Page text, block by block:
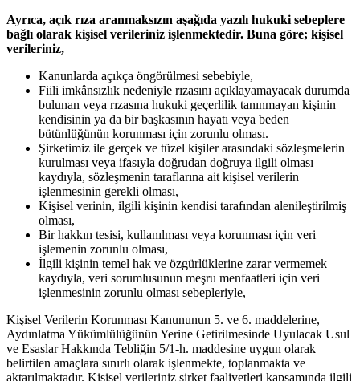
Ayrıca, açık rıza aranmaksızın aşağıda yazılı hukuki sebeplere
bağlı olarak kişisel verileriniz işlenmektedir. Buna göre; kişisel
verileriniz,
Kanunlarda açıkça öngörülmesi sebebiyle,
Fiili imkânsızlık nedeniyle rızasını açıklayamayacak durumda
bulunan veya rızasına hukuki geçerlilik tanınmayan kişinin
kendisinin ya da bir başkasının hayatı veya beden
bütünlüğünün korunması için zorunlu olması.
Şirketimiz ile gerçek ve tüzel kişiler arasındaki sözleşmelerin
kurulması veya ifasıyla doğrudan doğruya ilgili olması
kaydıyla, sözleşmenin taraflarına ait kişisel verilerin
işlenmesinin gerekli olması,
Kişisel verinin, ilgili kişinin kendisi tarafından alenileştirilmiş
olması,
Bir hakkın tesisi, kullanılması veya korunması için veri
işlemenin zorunlu olması,
İlgili kişinin temel hak ve özgürlüklerine zarar vermemek
kaydıyla, veri sorumlusunun meşru menfaatleri için veri
işlenmesinin zorunlu olması sebepleriyle,
Kişisel Verilerin Korunması Kanununun 5. ve 6. maddelerine,
Aydınlatma Yükümlülüğünün Yerine Getirilmesinde Uyulacak Usul
ve Esaslar Hakkında Tebliğin 5/1-h. maddesine uygun olarak
belirtilen amaçlara sınırlı olarak işlenmekte, toplanmakta ve
aktarılmaktadır. Kişisel verileriniz şirket faaliyetleri kapsamında ilgili